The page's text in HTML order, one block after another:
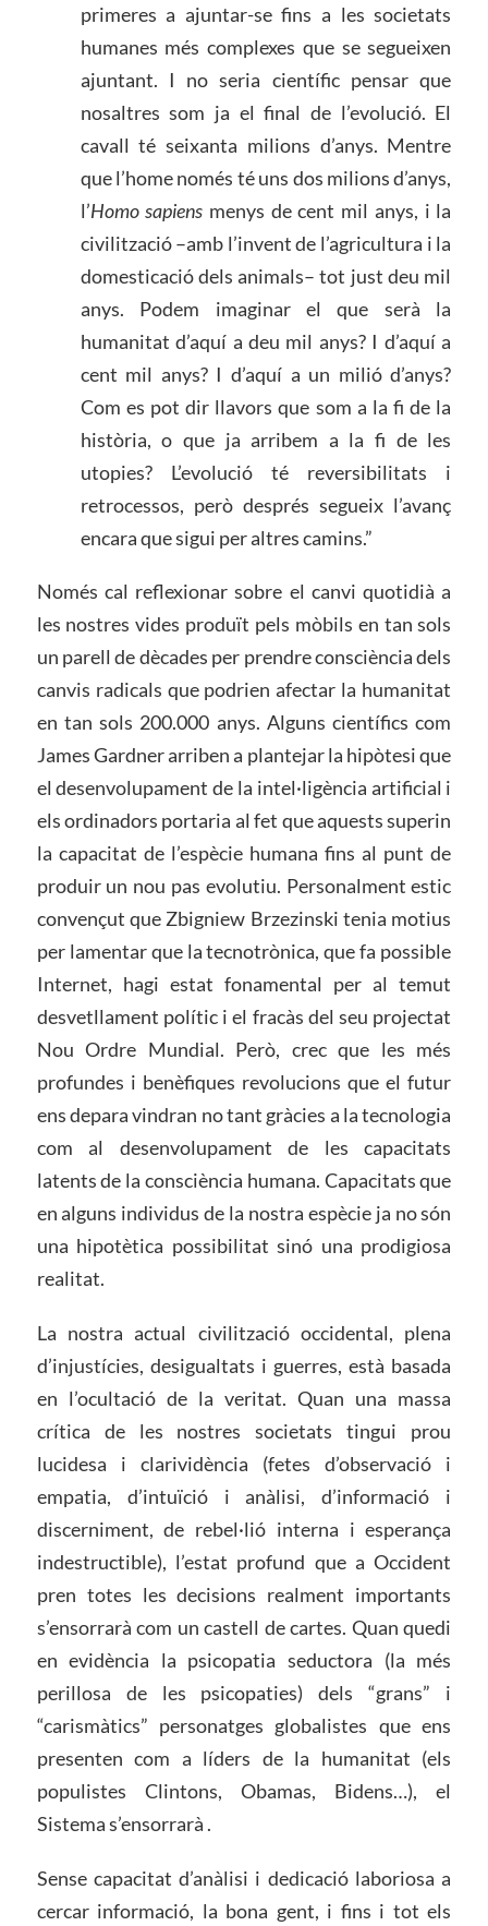
primeres a ajuntar-se fins a les societats
humanes més complexes que se segueixen
ajuntant. I no seria científic pensar que
nosaltres som ja el final de l’evolució. El
cavall té seixanta milions d’anys. Mentre
que l’home només té uns dos milions d’anys,
l’Homo sapiens menys de cent mil anys, i la
civilització –amb l’invent de l’agricultura i la
domesticació dels animals– tot just deu mil
anys. Podem imaginar el que serà la
humanitat d’aquí a deu mil anys? I d’aquí a
cent mil anys? I d’aquí a un milió d’anys?
Com es pot dir llavors que som a la fi de la
història, o que ja arribem a la fi de les
utopies? L’evolució té reversibilitats i
retrocessos, però després segueix l’avanç
encara que sigui per altres camins.”
Només cal reflexionar sobre el canvi quotidià a
les nostres vides produït pels mòbils en tan sols
un parell de dècades per prendre consciència dels
canvis radicals que podrien afectar la humanitat
en tan sols 200.000 anys. Alguns científics com
James Gardner arriben a plantejar la hipòtesi que
el desenvolupament de la intel·ligència artificial i
els ordinadors portaria al fet que aquests superin
la capacitat de l’espècie humana fins al punt de
produir un nou pas evolutiu. Personalment estic
convençut que Zbigniew Brzezinski tenia motius
per lamentar que la tecnotrònica, que fa possible
Internet, hagi estat fonamental per al temut
desvetllament polític i el fracàs del seu projectat
Nou Ordre Mundial. Però, crec que les més
profundes i benèfiques revolucions que el futur
ens depara vindran no tant gràcies a la tecnologia
com al desenvolupament de les capacitats
latents de la consciència humana. Capacitats que
en alguns individus de la nostra espècie ja no són
una hipotètica possibilitat sinó una prodigiosa
realitat.
La nostra actual civilització occidental, plena
d’injustícies, desigualtats i guerres, està basada
en l’ocultació de la veritat. Quan una massa
crítica de les nostres societats tingui prou
lucidesa i clarividència (fetes d’observació i
empatia, d’intuïció i anàlisi, d’informació i
discerniment, de rebel·lió interna i esperança
indestructible), l’estat profund que a Occident
pren totes les decisions realment importants
s’ensorrarà com un castell de cartes. Quan quedi
en evidència la psicopatia seductora (la més
perillosa de les psicopaties) dels “grans” i
“carismàtics” personatges globalistes que ens
presenten com a líders de la humanitat (els
populistes Clintons, Obamas, Bidens…), el
Sistema s’ensorrarà .
Sense capacitat d’anàlisi i dedicació laboriosa a
cercar informació, la bona gent, i fins i tot els